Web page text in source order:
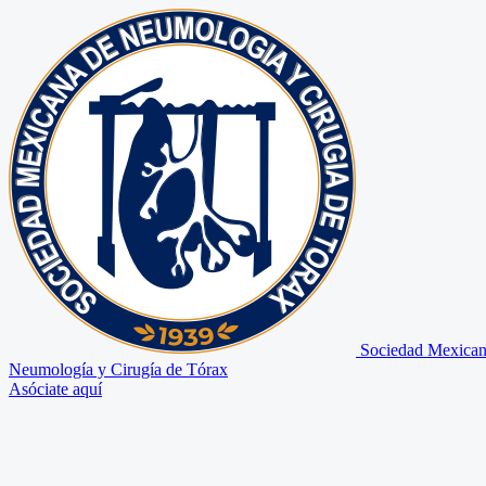
Sociedad
Neumología y Cirugía de Tórax
Asóciate aquí